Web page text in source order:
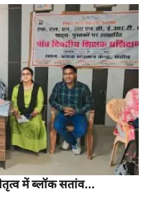
में ब्लॉक सतांव...